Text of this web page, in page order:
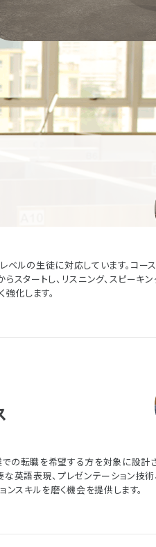
ベルの生徒に対応しています。コー
タートし、リスニング、スピーキン
化します。
の転職を希望する方を対象に設計
英語表現、プレゼンテーション技
スキルを磨く機会を提供します。